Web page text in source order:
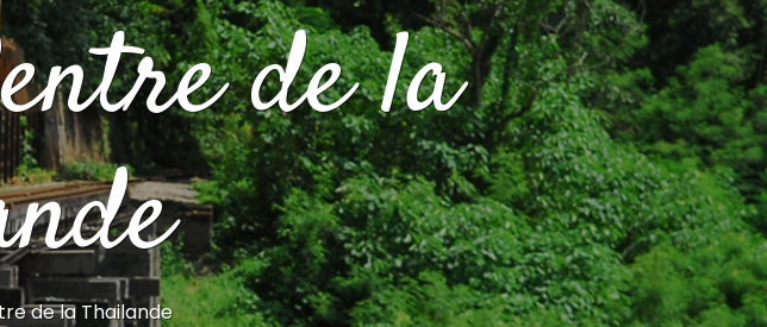
de la
de la Thailande